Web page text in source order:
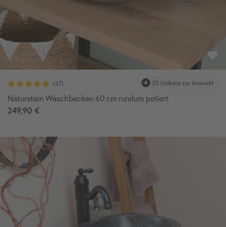
35 Unikate zur Auswahl
Naturstein Waschbecken 60 cm rundum poliert
249,90 €